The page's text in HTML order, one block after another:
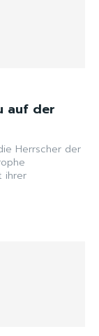
auf der
ihrer